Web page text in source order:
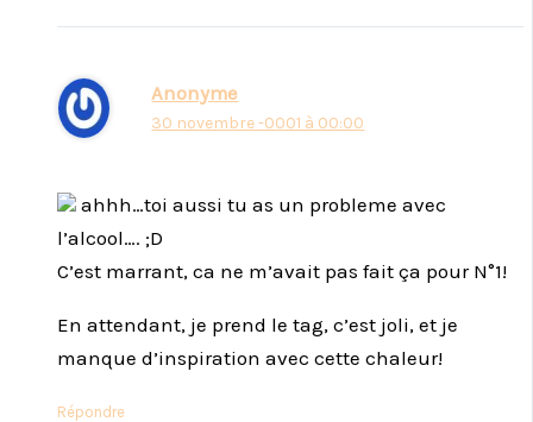
Anonyme
30 novembre -0001 à 00:00
ahhh…toi aussi tu as un probleme avec
l’alcool…. ;D
C’est marrant, ca ne m’avait pas fait ça pour N°1!
En attendant, je prend le tag, c’est joli, et je
manque d’inspiration avec cette chaleur!
Répondre